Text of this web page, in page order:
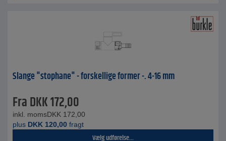
Slange "stophane" - forskellige former -. 4-16 mm
FraDKK172,00
inkl. momsDKK 172,00
plus DKK 120,00 fragt
Vælg udførelse...